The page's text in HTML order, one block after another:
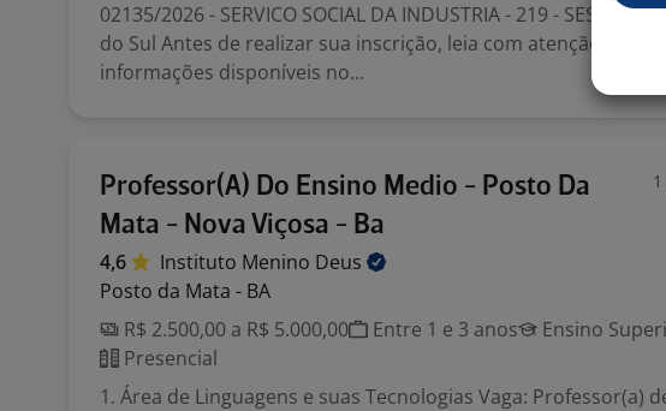
02135/2026 - SERVICO SOCIAL DA INDUSTRIA - 219 - SESI/SC -
do Sul Antes de realizar sua inscrição, leia com atenção as
informações disponíveis no...
Professor(A) Do Ensino Medio - Posto Da
Mata - Nova Viçosa - Ba
4,6 Instituto Menino Deus
Posto da Mata - BA
R$ 2.500,00 a R$ 5.000,00
Entre 1 e 3 anos
Ensino
Presencial
1. Área de Linguagens e suas Tecnologias Vaga: Professor(a)